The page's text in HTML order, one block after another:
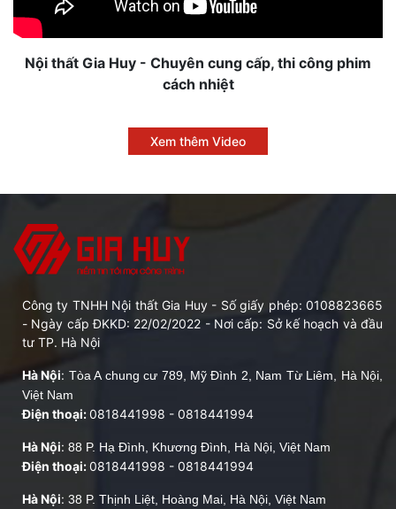
Nội thất Gia Huy - Chuyên cung cấp, thi công phim
cách nhiệt
Xem thêm Video
Công ty TNHH Nội thất Gia Huy - Số giấy phép: 0108823665
- Ngày cấp ĐKKD: 22/02/2022 - Nơi cấp: Sở kế hoạch và đầu
tư TP. Hà Nội
Hà Nội: Tòa A chung cư 789, Mỹ Đình 2, Nam Từ Liêm, Hà Nội,
Việt Nam
Điện thoại:0818441998 - 0818441994
Hà Nội: 88 P. Hạ Đình, Khương Đình, Hà Nội, Việt Nam
Điện thoại:0818441998 - 0818441994
Hà Nội: 38 P. Thịnh Liệt, Hoàng Mai, Hà Nội, Việt Nam